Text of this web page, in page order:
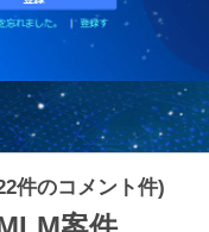
件のコメント件)